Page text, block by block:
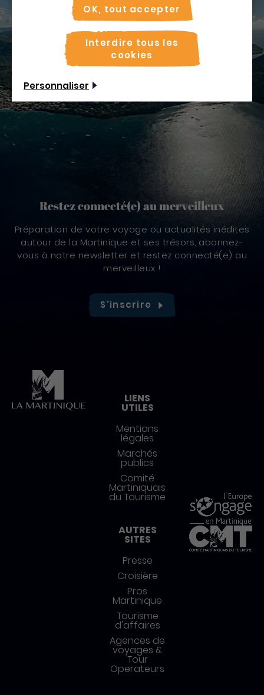
Restez connecté(e) au merveilleux
Préparation de votre voyage ou actualités inédites
autour de la Martinique et ses trésors, abonnez-
vous à notre newsletter et restez connecté(e) au
merveilleux !
S'inscrire
LIENS
UTILES
Mentions
légales
Marchés
publics
Comité
Martiniquais
du Tourisme
AUTRES
SITES
Presse
Croisière
Pros
Martinique
Tourisme
d'affaires
Agences de
voyages &
Tour
Operateurs
OK, tout accepter
Interdire tous les
cookies
Personnaliser